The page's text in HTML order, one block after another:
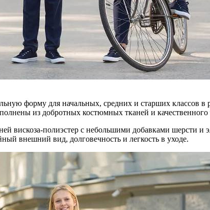
форму для начальных, средних и старших классов
из добротных костюмных тканей и качественного
вискоза-полиэстер с небольшими добавками шерсти и
внешний вид, долговечность и легкость в уходе.